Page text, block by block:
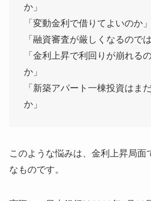
か」
「変動金利で借りてよいのか」
「融資審査が厳しくなるので
「金利上昇で利回りが崩れる
か」
「新築アパート一棟投資はま
か」
このような悩みは、金利上昇局面
なものです。